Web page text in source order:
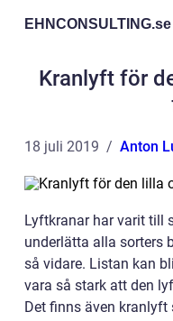
EHNCONSULTING.se
Kranlyft för
18 juli 2019 Anton
Lyftkranar har varit till
underlätta alla sorters
så vidare. Listan kan
vara så stark att den
Det finns även